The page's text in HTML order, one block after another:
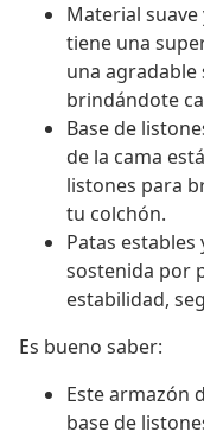
Material
tiene una
una agradable
brindándote
Base de
de la cama
listones para
tu colchón.
Patas estables
sostenida por
estabilidad,
Es bueno saber:
Este armazón
base de